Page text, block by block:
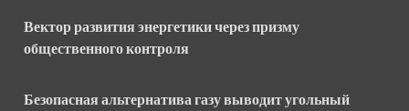
Вектор развития энергетики через призму
общественного контроля
Безопасная альтернатива газу выводит угольный